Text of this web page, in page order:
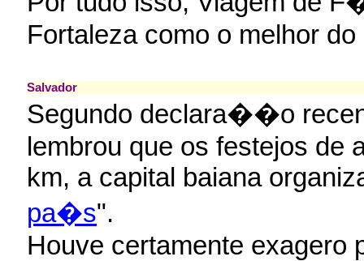
Fortaleza como o melhor
Salvador
Segundo declara��o
lembrou que os festejos de
km, a capital baiana
pa�s".
Houve certamente exagero